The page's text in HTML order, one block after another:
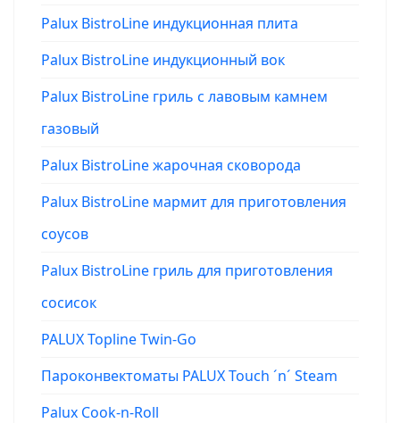
Palux BistroLine индукционная плита
Palux BistroLine индукционный вок
Palux BistroLine гриль с лавовым камнем
газовый
Palux BistroLine жарочная сковорода
Palux BistroLine мармит для приготовления
соусов
Palux BistroLine гриль для приготовления
сосисок
PALUX Topline Twin-Go
Пароконвектоматы PALUX Touch ´n´ Steam
Palux Cook-n-Roll